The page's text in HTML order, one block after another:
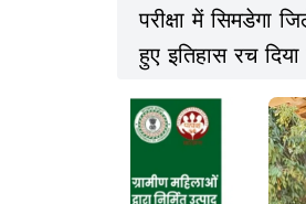
परीक्षा में सिमडेगा
हुए इतिहास रच